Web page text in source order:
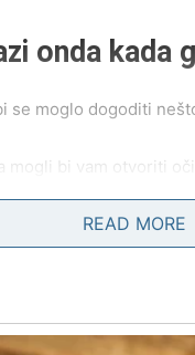
onda kada
se moglo dogoditi
mogli bi vam otvoriti
perioda dobiti priliku
da vam svemir
READ MORE